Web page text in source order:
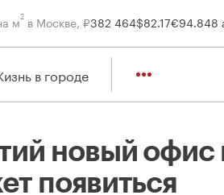
м2 в Москве, ₽382 464$82.17€94.848
в городе
новый офис
появиться